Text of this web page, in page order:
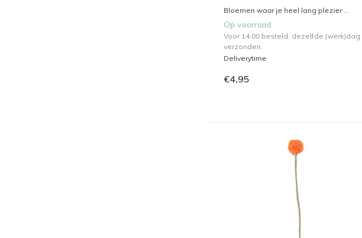
Bloemen waar je heel lang plezier ...
Op voorraad
Voor 14.00 besteld, dezelfde (werk)dag
verzonden.
Deliverytime
€4,95